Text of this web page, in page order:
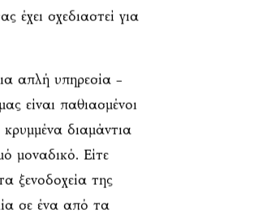
έχει σχεδιαστεί για
απλή υπηρεσία –
είναι παθιασμένοι
διαμάντια
μοναδικό. Είτε
ξενοδοχεία της
σε ένα από τα